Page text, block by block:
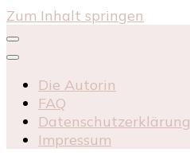
Zum Inhalt springen
Die Autorin
FAQ
Datenschutzerklärung
Impressum